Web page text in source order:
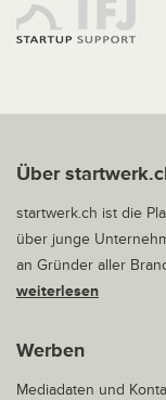
Über
startwerk.ch ist die
über junge
an Gründer aller
weiterlesen
Werben
Mediadaten und